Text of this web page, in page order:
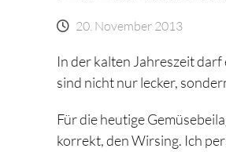
20. November 2013
In der kalten Jahreszeit
sind nicht nur lecker,
Für die heutige
korrekt, den Wirsing. Ich